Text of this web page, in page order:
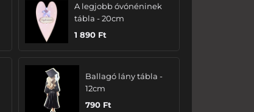
A legjobb óvónéninek
tábla - 20cm
1 890 Ft
Ballagó lány tábla -
12cm
790 Ft